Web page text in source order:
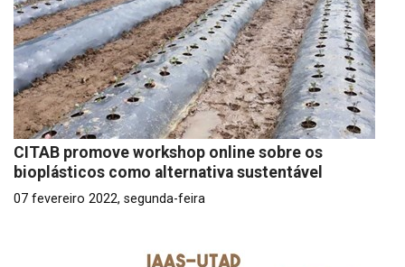
CITAB promove workshop online sobre os
bioplásticos como alternativa sustentável
07 fevereiro 2022, segunda-feira